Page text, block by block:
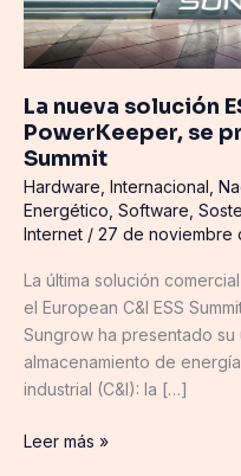
La nueva solución
PowerKeeper, se
Summit
Hardware, Internacional ,
Energético, Software,
Internet / 27 de noviembre
La última solución
el European C&I ESS
Sungrow ha presentado su
almacenamiento de
industrial (C&I): la […]
presenta
en
Sungrow
Summit
Leer más »